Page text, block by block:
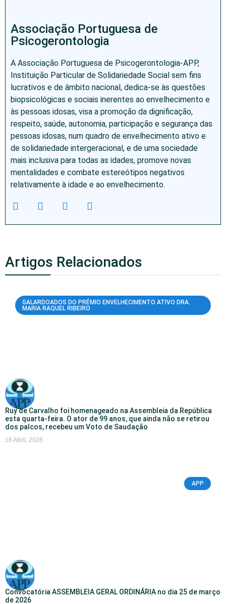
Associação Portuguesa de
Psicogerontologia
A Associação Portuguesa de Psicogerontologia-APP,
Instituição Particular de Solidariedade Social sem fins
lucrativos e de âmbito nacional, dedica-se às questões
biopsicológicas e sociais inerentes ao envelhecimento e
às pessoas idosas, visa a promoção da dignificação,
respeito, saúde, autonomia, participação e segurança das
pessoas idosas, num quadro de envelhecimento ativo e
de solidariedade intergeracional, e de uma sociedade
mais inclusiva para todas as idades, promove novas
mentalidades e combate estereótipos negativos
relativamente à idade e ao envelhecimento.
Artigos Relacionados
GALARDOADOS DO PRÉMIO ENVELHECIMENTO ATIVO DRA.
MARIA RAQUEL RIBEIRO
Ruy de Carvalho foi homenageado na Assembleia da República
esta quarta-feira. O ator de 99 anos, que ainda não se retirou
dos palcos, recebeu um Voto de Saudação
16 Abril, 2026
APP
Convocatória ASSEMBLEIA GERAL ORDINÁRIA no dia 25 de março
de 2026